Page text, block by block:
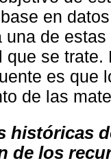
en
una de
que se
es que
de las
históricas
de los